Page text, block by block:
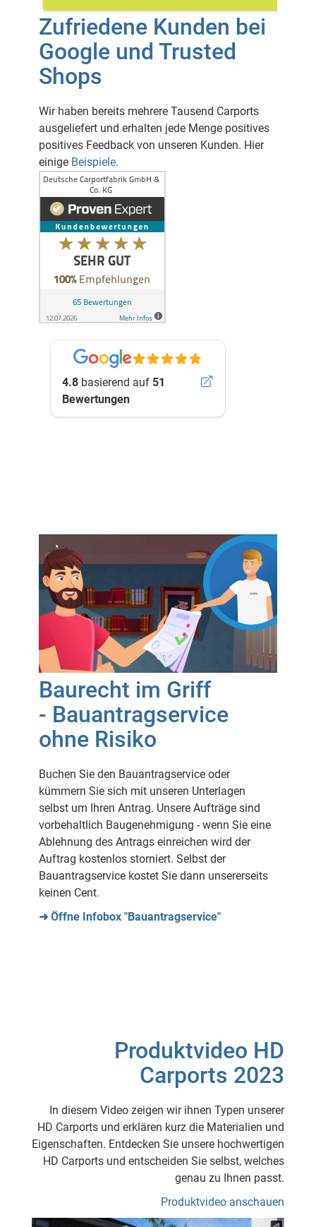
Zufriedene Kunden bei
Google und Trusted
Shops
Wir haben bereits mehrere Tausend Carports
ausgeliefert und erhalten jede Menge positives
positives Feedback von unseren Kunden. Hier
einige Beispiele.
4.8 basierend auf 51
Bewertungen
Baurecht im Griff
- Bauantragservice
ohne Risiko
Buchen Sie den Bauantragservice oder
kümmern Sie sich mit unseren Unterlagen
selbst um Ihren Antrag. Unsere Aufträge sind
vorbehaltlich Baugenehmigung - wenn Sie eine
Ablehnung des Antrags einreichen wird der
Auftrag kostenlos storniert. Selbst der
Bauantragservice kostet Sie dann unsererseits
keinen Cent.
➜ Öffne Infobox "Bauantragservice"
Produktvideo HD
Carports 2023
In diesem Video zeigen wir ihnen Typen unserer
HD Carports und erklären kurz die Materialien und
Eigenschaften. Entdecken Sie unsere hochwertigen
HD Carports und entscheiden Sie selbst, welches
genau zu Ihnen passt.
Produktvideo anschauen